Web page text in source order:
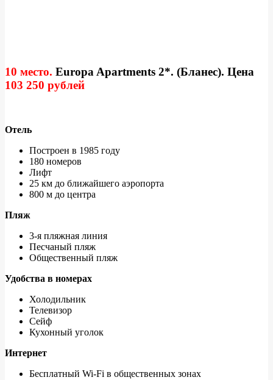
10 место. Europa Apartments 2*. (Бланес). Цена
103 250 рублей
Отель
Построен в 1985 году
180 номеров
Лифт
25 км до ближайшего аэропорта
800 м до центра
Пляж
3-я пляжная линия
Песчаный пляж
Общественный пляж
Удобства в номерах
Холодильник
Телевизор
Сейф
Кухонный уголок
Интернет
Бесплатный Wi-Fi в общественных зонах